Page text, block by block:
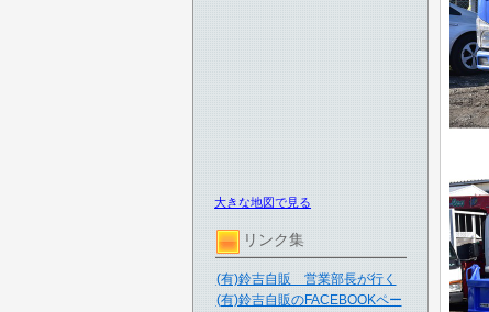
大きな地図で見る
リンク集
(有)鈴吉自販 営業部長が行く
(有)鈴吉自販のFACEBOOKペー